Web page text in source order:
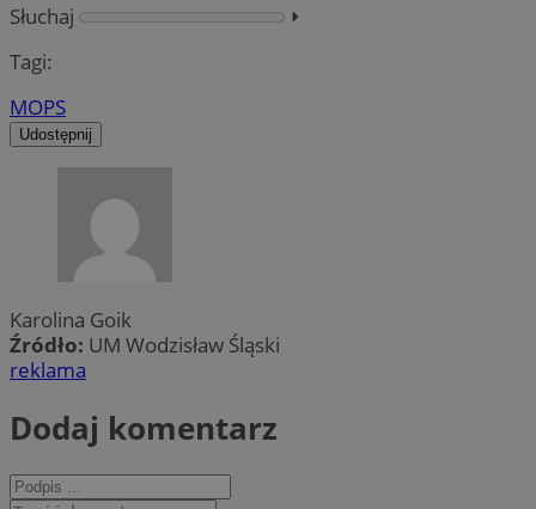
Słuchaj
⏵︎
Tagi:
MOPS
Udostępnij
Karolina Goik
Źródło: UM Wodzisław Śląski
reklama
Dodaj komentarz